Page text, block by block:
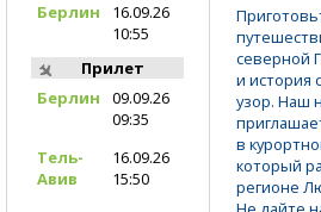
северной
и история
узор. Наш
в
который
регионе
Берлин
16.09.26
10:55
Прилет
Берлин
09.09.26
09:35
Тель-
Авив
16.09.26
15:50